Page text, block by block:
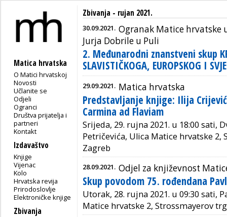
Matica hrvatska
O Matici hrvatskoj
Novosti
Učlanite se
Odjeli
Ogranci
Društva prijatelja i
partneri
Kontakt
Izdavaštvo
Knjige
Vijenac
Kolo
Hrvatska revija
Prirodoslovlje
Elektroničke knjige
Zbivanja
Zbivanja - rujan 2021.
30.09.2021. Ogranak Matice hrvatske
Jurja Dobrile u Puli
2. Međunarodni znanstveni skup
SLAVISTIČKOGA, EUROPSKOG I
29.09.2021. Matica hrvatska
Predstavljanje knjige: Ilija Crijević
Carmina ad Flaviam
Srijeda, 29. rujna 2021. u 18:00 sati,
Petričevića, Ulica Matice hrvatske 2,
Zagreb
28.09.2021. Odjel za književnost
Skup povodom 75. rođendana
Utorak, 28. rujna 2021. u 09:30 sati,
Matice hrvatske 2, Strossmayerov